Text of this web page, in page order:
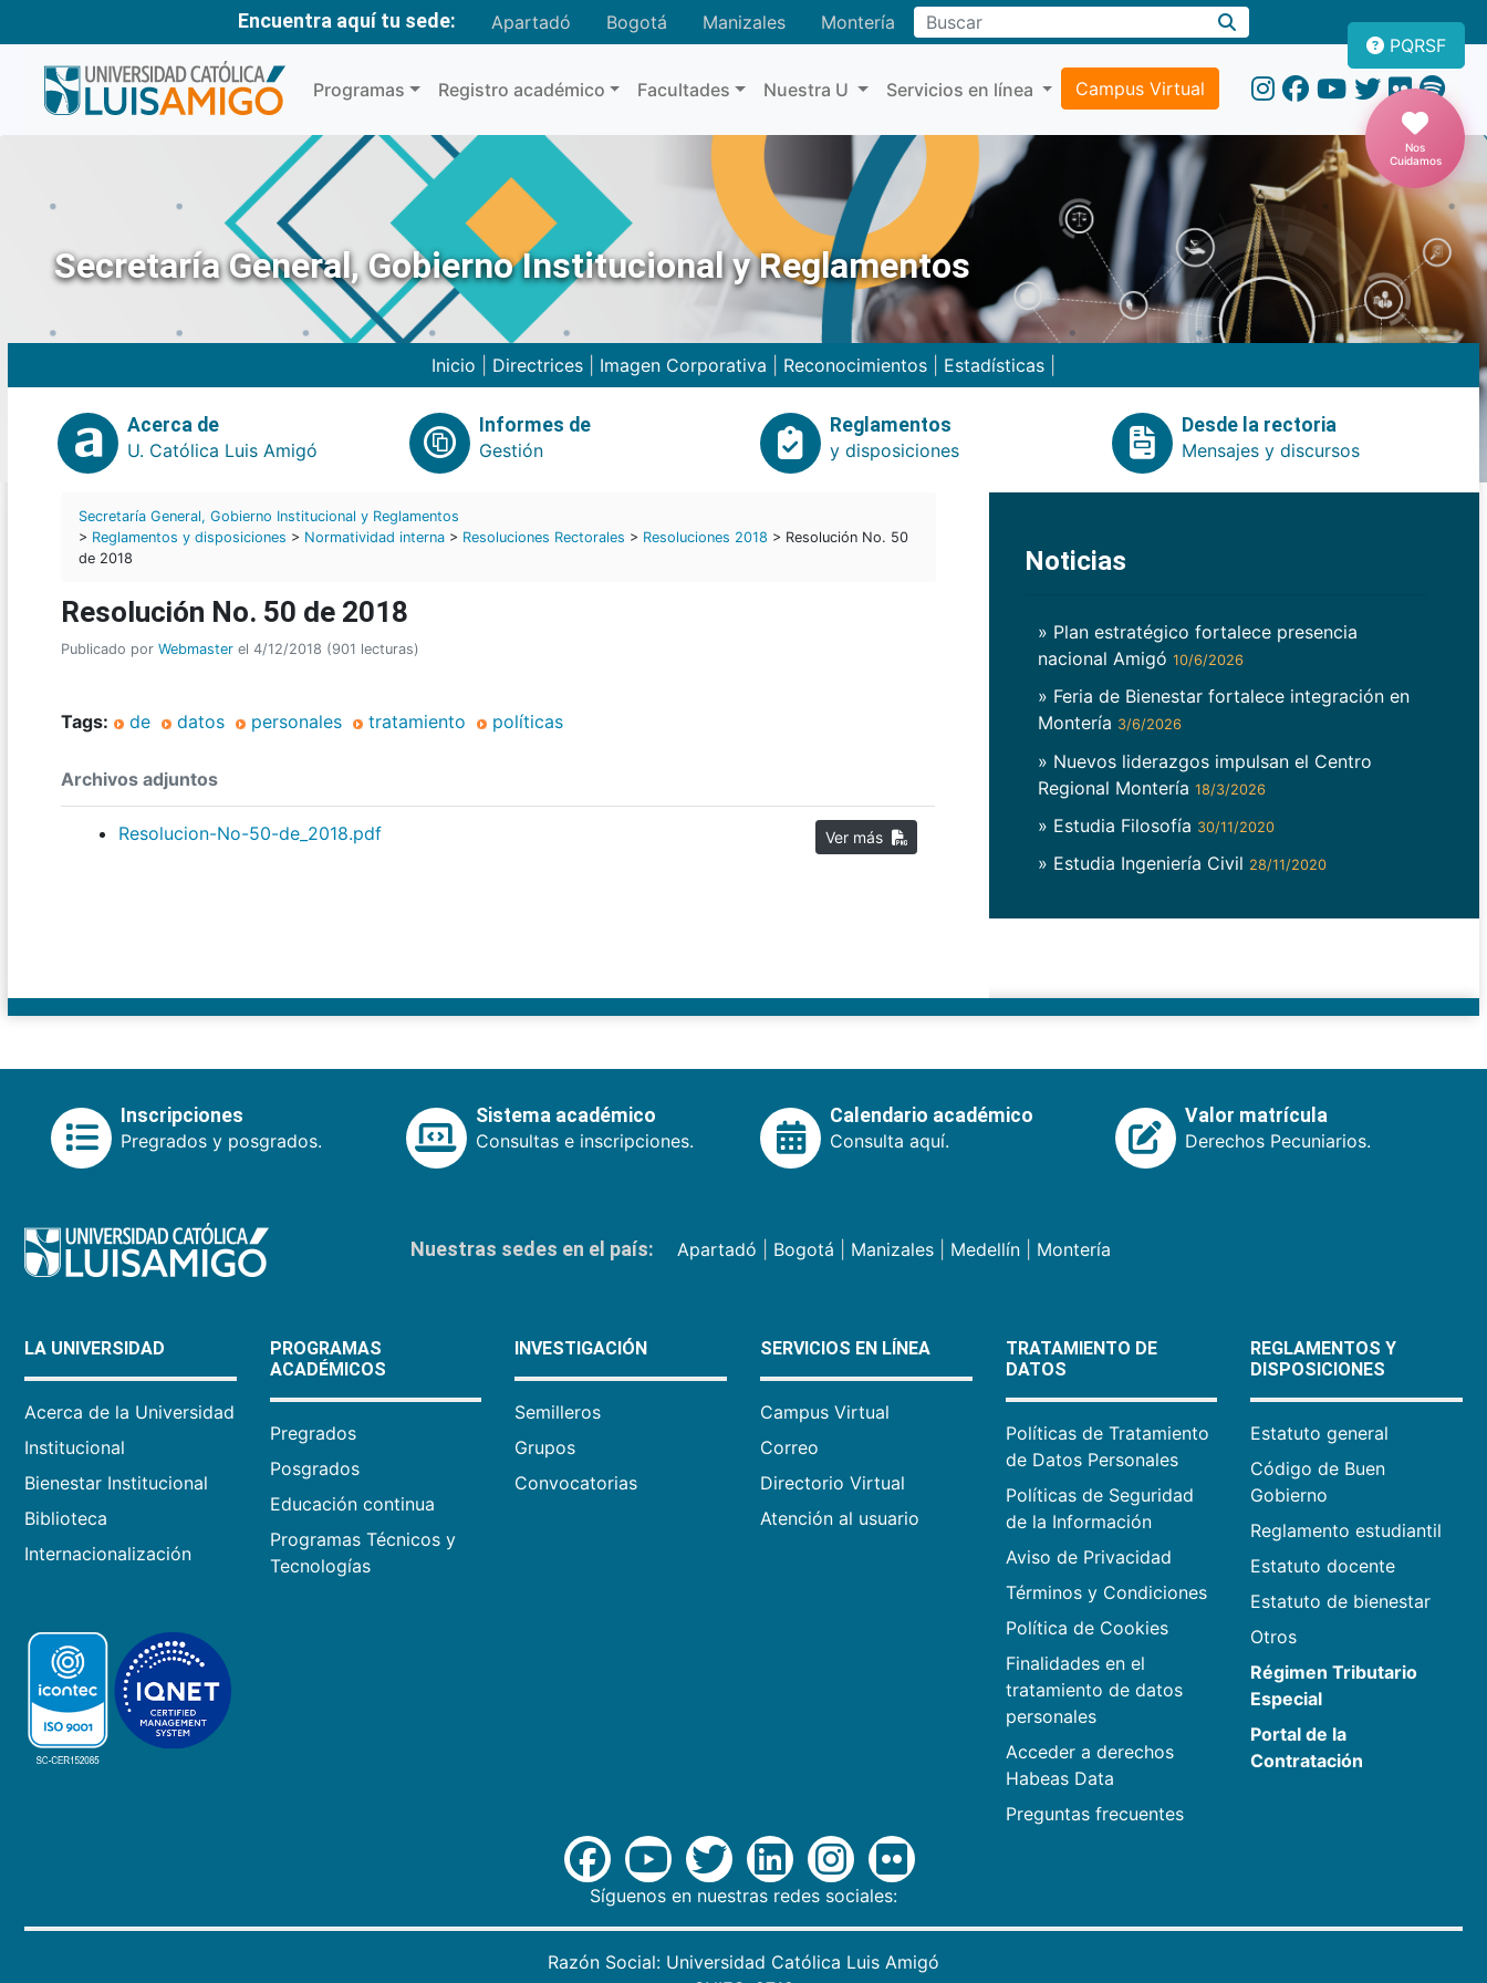
Encuentra aquí tu sede: Apartadó Bogotá Manizales MonteríaBuscar
Programas Registro académico Facultades Nuestra U Servicios en línea Campus Virtual
PQRSF
Nos
Cuidamos
Secretaría General, Gobierno Institucional y Reglamentos
Inicio Directrices Imagen Corporativa Reconocimientos Estadísticas
Acerca de
U. Católica Luis Amigó
Informes de
Gestión
Reglamentos
y disposiciones
Desde la rectoria
Mensajes y discursos
Secretaría General, Gobierno Institucional y Reglamentos
> Reglamentos y disposiciones > Normatividad interna > Resoluciones Rectorales > Resoluciones 2018 > Resolución No. 50
de 2018
Resolución No. 50 de 2018
Publicado por Webmaster el 4/12/2018 (901 lecturas)
Tags: de datos personales tratamiento políticas
Archivos adjuntos
Resolucion-No-50-de_2018.pdf
Noticias
» Plan estratégico fortalece presencia
nacional Amigó 10/6/2026
» Feria de Bienestar fortalece integración en
Montería 3/6/2026
» Nuevos liderazgos impulsan el Centro
Regional Montería 18/3/2026
» Estudia Filosofía 30/11/2020
» Estudia Ingeniería Civil 28/11/2020
Inscripciones
Pregrados y posgrados.
Sistema académico
Consultas e inscripciones.
Calendario académico
Consulta aquí.
Valor matrícula
Derechos Pecuniarios.
Nuestras sedes en el país: Apartadó Bogotá Manizales| Medellín| Montería
LA UNIVERSIDAD
Acerca de la Universidad
Institucional
Bienestar Institucional
Biblioteca
Internacionalización
PROGRAMAS
ACADÉMICOS
Pregrados
Posgrados
Educación continua
Programas Técnicos y
Tecnologías
INVESTIGACIÓN
Semilleros
Grupos
Convocatorias
SERVICIOS EN LÍNEA
Campus Virtual
Correo
Directorio Virtual
Atención al usuario
TRATAMIENTO DE
DATOS
Políticas de Tratamiento
de Datos Personales
Políticas de Seguridad
de la Información
Aviso de Privacidad
Términos y Condiciones
Política de Cookies
Finalidades en el
tratamiento de datos
personales
Acceder a derechos
Habeas Data
Preguntas frecuentes
REGLAMENTOS Y
DISPOSICIONES
Estatuto general
Código de Buen
Gobierno
Reglamento estudiantil
Estatuto docente
Estatuto de bienestar
Otros
Régimen Tributario
Especial
Portal de la
Contratación
Síguenos en nuestras redes sociales:
Razón Social: Universidad Católica Luis Amigó